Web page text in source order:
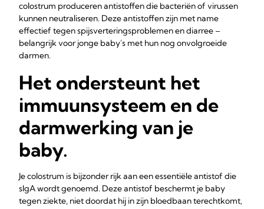
colostrum produceren antistoffen die bacteriën of virussen
kunnen neutraliseren. Deze antistoffen zijn met name
effectief tegen spijsverteringsproblemen en diarree –
belangrijk voor jonge baby's met hun nog onvolgroeide
darmen.
Het ondersteunt het
immuunsysteem en de
darmwerking van je
baby.
Je colostrum is bijzonder rijk aan een essentiële antistof die
sIgA wordt genoemd. Deze antistof beschermt je baby
tegen ziekte, niet doordat hij in zijn bloedbaan terechtkomt,